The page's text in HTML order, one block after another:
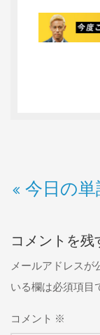
今日の単
コメントを残
メールアドレスが
いる欄は必須項目
コメント ※